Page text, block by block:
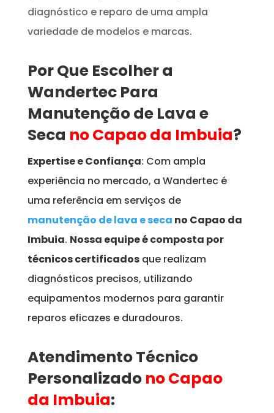
diagnóstico e reparo de uma ampla
variedade de modelos e marcas.
Por Que Escolher a
Wandertec Para
Manutenção de Lava e
Seca no Capao da Imbuia?
Expertise e Confiança: Com ampla
experiência no mercado, a Wandertec é
uma referência em serviços de
manutenção de lava e seca no Capao da
Imbuia. Nossa equipe é composta por
técnicos certificadosque realizam
diagnósticos precisos, utilizando
equipamentos modernos para garantir
reparos eficazes e duradouros.
Atendimento Técnico
Personalizado no Capao
da Imbuia: